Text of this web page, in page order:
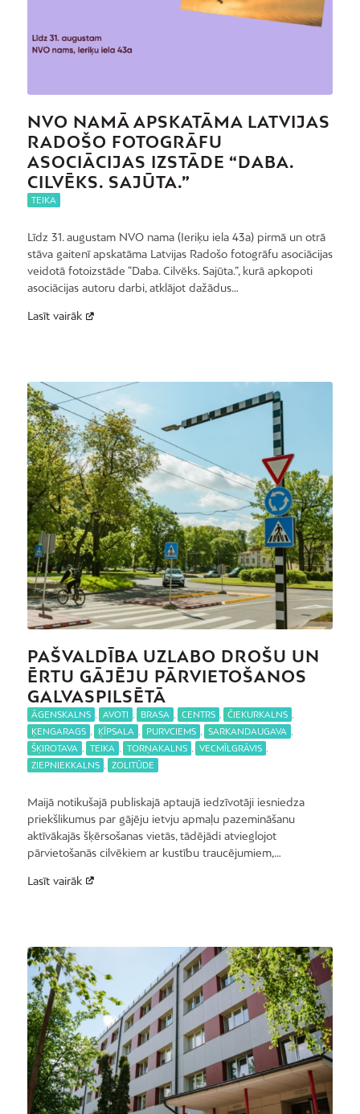
NVO NAMĀ APSKATĀMA LATVIJAS
RADOŠO FOTOGRĀFU
ASOCIĀCIJAS IZSTĀDE “DABA.
CILVĒKS. SAJŪTA.”
TEIKA
Līdz 31. augustam NVO nama (Ieriķu iela 43a) pirmā un otrā
stāva gaitenī apskatāma Latvijas Radošo fotogrāfu asociācijas
veidotā fotoizstāde “Daba. Cilvēks. Sajūta.”, kurā apkopoti
asociācijas autoru darbi, atklājot dažādus…
Lasīt vairāk
PAŠVALDĪBA UZLABO DROŠU UN
ĒRTU GĀJĒJU PĀRVIETOŠANOS
GALVASPILSĒTĀ
ĀGENSKALNS AVOTI BRASA CENTRS ČIEKURKALNS
ĶENGARAGS
ĶĪPSALA PURVCIEMS SARKANDAUGAVA
ŠĶIROTAVA
TEIKA TORŅAKALNS VECMĪLGRĀVIS
ZIEPNIEKKALNS
ZOLITŪDE
Maijā notikušajā publiskajā aptaujā iedzīvotāji iesniedza
priekšlikumus par gājēju ietvju apmaļu pazemināšanu
aktīvākajās šķērsošanas vietās, tādējādi atvieglojot
pārvietošanās cilvēkiem ar kustību traucējumiem,…
Lasīt vairāk